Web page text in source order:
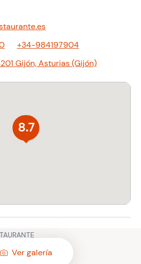
+34-984197904
Gijón, Asturias (Gijón)
8.7
Ver galería